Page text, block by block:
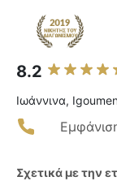
8.2
Ιωάννινα,
Σχετικά με την